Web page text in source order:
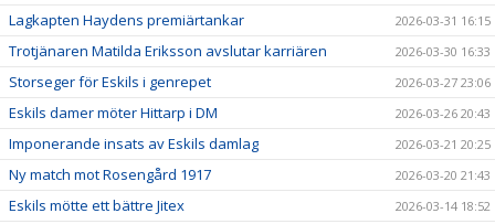
Lagkapten Haydens premiärtankar 2026-03-31 16:15
Trotjänaren Matilda Eriksson avslutar karriären 2026-03-30 16:33
Storseger för Eskils i genrepet 2026-03-27 23:06
Eskils damer möter Hittarp i DM 2026-03-26 20:43
Imponerande insats av Eskils damlag 2026-03-21 20:25
Ny match mot Rosengård 1917 2026-03-20 21:43
Eskils mötte ett bättre Jitex 2026-03-14 18:52